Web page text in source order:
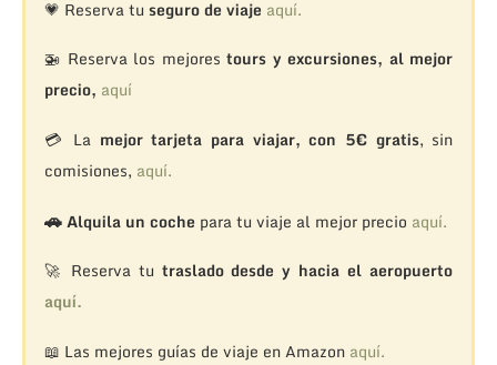
💗 Reserva tu seguro de viaje aquí.
🚁 Reserva los mejorestours y excursiones, al mejor
precio, aquí
💳 La mejor tarjeta para viajar, con 5€ gratis, sin
comisiones, aquí.
🚗Alquila un coche para tu viaje al mejor precio aquí.
🚀 Reserva tu traslado desde y hacia el aeropuerto
aquí.
📖 Las mejores guías de viaje en Amazon aquí.